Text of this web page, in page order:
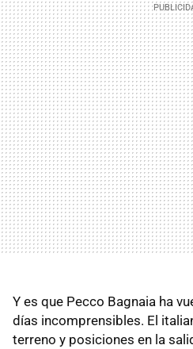
Y es que Pecco Bagnaia ha
días incomprensibles. El
terreno y posiciones en la